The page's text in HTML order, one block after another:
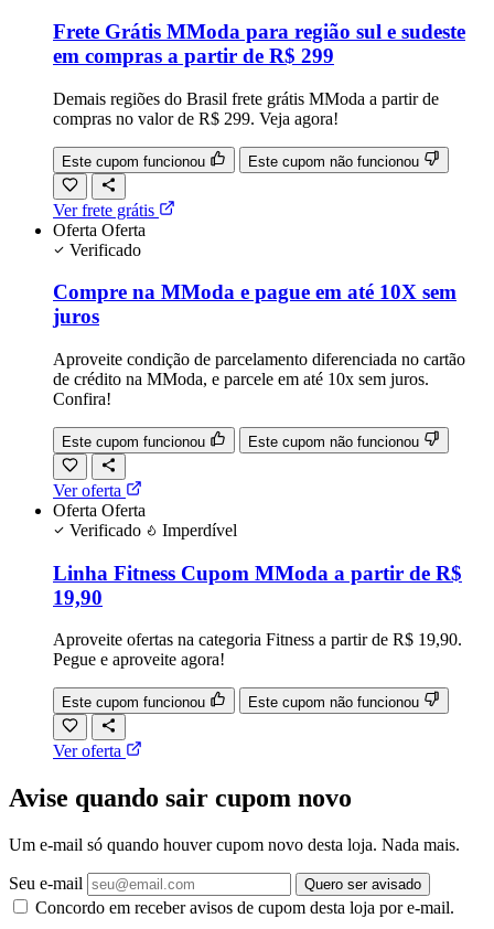
Frete Grátis MModa para região sul e sudeste
em compras a partir de R$ 299
Demais regiões do Brasil frete grátis MModa a partir de
compras no valor de R$ 299. Veja agora!
Este cupom funcionou Este cupom não funcionou
Ver frete grátis
Oferta Oferta
Verificado
Compre na MModa e pague em até 10X sem
juros
Aproveite condição de parcelamento diferenciada no cartão
de crédito na MModa, e parcele em até 10x sem juros.
Confira!
Este cupom funcionou Este cupom não funcionou
Ver oferta
Oferta Oferta
Verificado
Imperdível
Linha Fitness Cupom MModa a partir de R$
19,90
Aproveite ofertas na categoria Fitness a partir de R$ 19,90.
Pegue e aproveite agora!
Este cupom funcionou Este cupom não funcionou
Ver oferta
Avise quando sair cupom novo
Um e-mail só quando houver cupom novo desta loja. Nada mais.
Seu e-mail Quero ser avisado
Concordo em receber avisos de cupom desta loja por e-mail.